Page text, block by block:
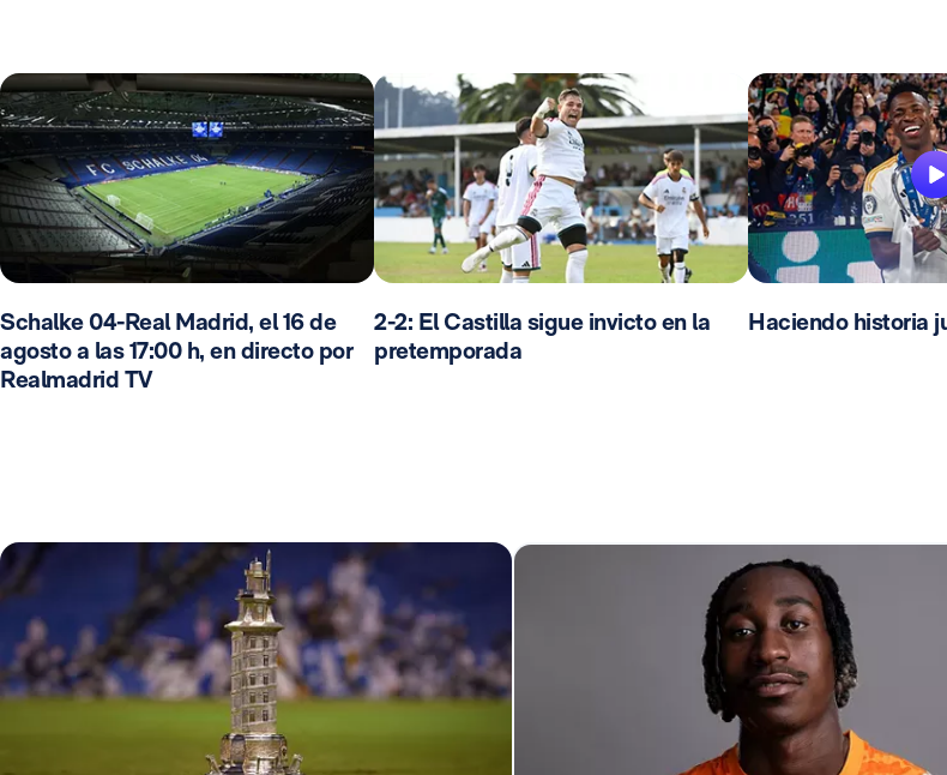
Schalke 04-Real Madrid, el 16 de
agosto a las 17:00 h, en directo por
Realmadrid TV
2-2: El Castilla sigue invicto en la
pretemporada
Haciendo historia